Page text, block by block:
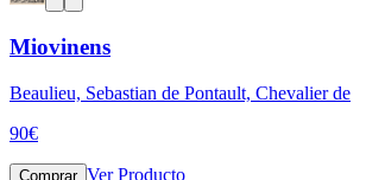
Miovinens
Beaulieu, Sebastian de Pontault, Chevalier de
90€
Comprar Ver Producto